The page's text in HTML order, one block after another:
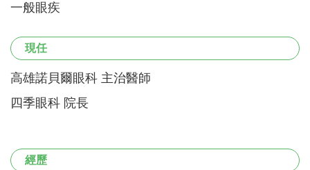
一般眼疾
現任
高雄諾貝爾眼科 主治醫師
四季眼科 院長
經歷